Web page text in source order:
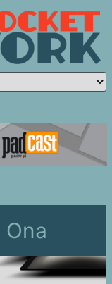
Ona